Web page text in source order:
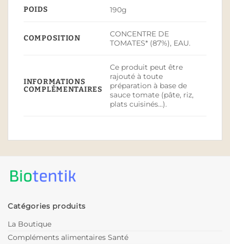
POIDS 190g
COMPOSITION
CONCENTRE DE
TOMATES* (87%), EAU.
INFORMATIONS
COMPLÉMENTAIRES
Ce produit peut être
rajouté à toute
préparation à base de
sauce tomate (pâte, riz,
plats cuisinés…).
Catégories produits
La Boutique
Compléments alimentaires Santé